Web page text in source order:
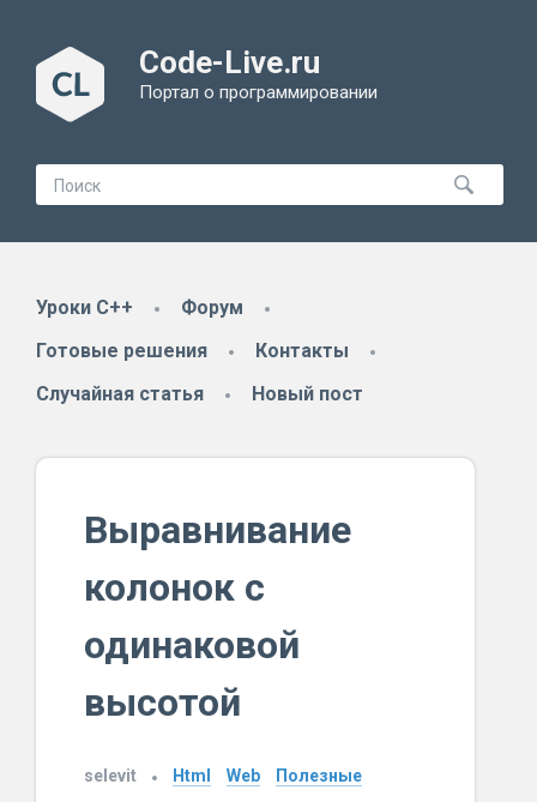
Code-Live.ru
Портал о программировании
Уроки C++
Форум
Готовые решения
Контакты
Случайная статья
Новый пост
Выравнивание
колонок с
одинаковой
высотой
selevit Html Web
Полезные